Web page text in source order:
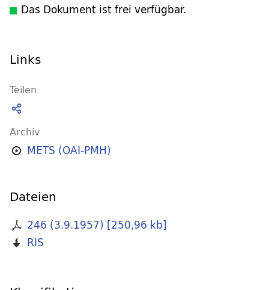
Das Dokument ist frei verfügbar.
Links
Teilen
Archiv
METS (OAI-PMH)
Dateien
246 (3.9.1957) [250,96 kb]
RIS